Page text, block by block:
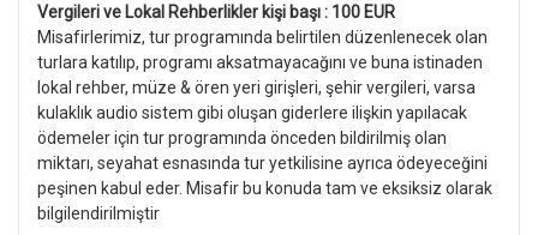
Vergileri ve Lokal Rehberlikler kişi başı : 100 EUR
Misafirlerimiz, tur programında belirtilen düzenlenecek olan
turlara katılıp, programı aksatmayacağını ve buna istinaden
lokal rehber, müze & ören yeri girişleri, şehir vergileri, varsa
kulaklık audio sistem gibi oluşan giderlere ilişkin yapılacak
ödemeler için tur programında önceden bildirilmiş olan
miktarı, seyahat esnasında tur yetkilisine ayrıca ödeyeceğini
peşinen kabul eder. Misafir bu konuda tam ve eksiksiz olarak
bilgilendirilmiştir